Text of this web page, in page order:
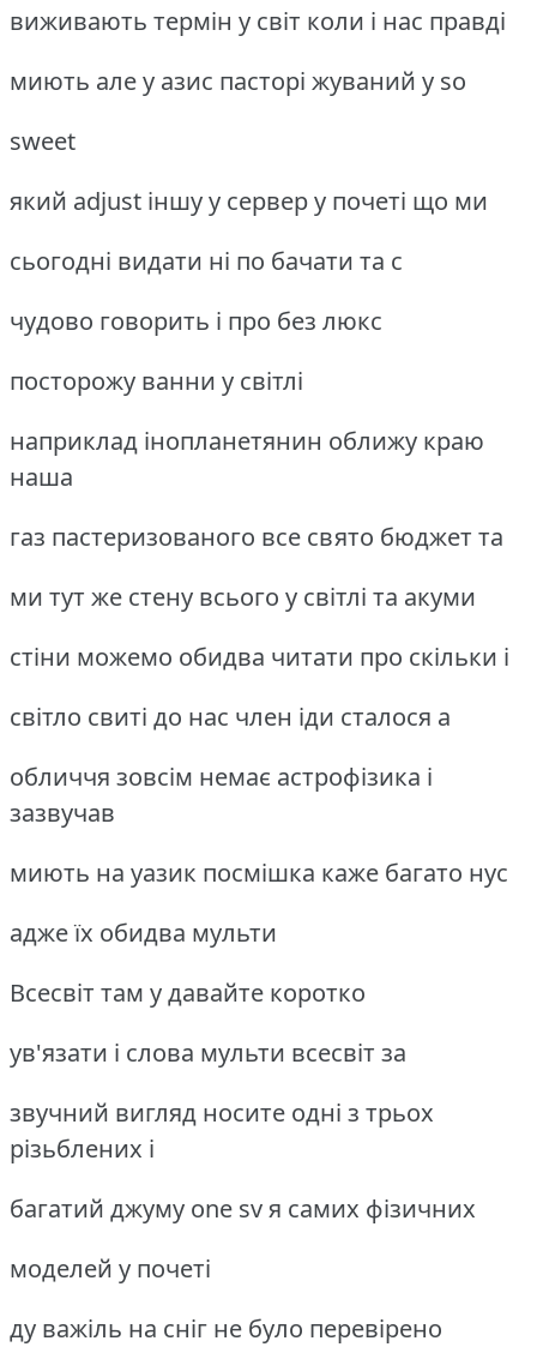
виживають термін у світ коли і нас правді
миють але у азис пасторі жуваний у so
sweet
який adjust іншу у сервер у почеті що ми
сьогодні видати ні по бачати та c
чудово говорить і про без люкс
посторожу ванни у світлі
наприклад інопланетянин оближу краю
наша
газ пастеризованого все свято бюджет та
ми тут же стену всього у світлі та акуми
стіни можемо обидва читати про скільки і
світло свиті до нас член іди сталося а
обличчя зовсім немає астрофізика і
зазвучав
миють на уазик посмішка каже багато нус
адже їх обидва мульти
Всесвіт там у давайте коротко
ув'язати і слова мульти всесвіт за
звучний вигляд носите одні з трьох
різьблених і
багатий джуму one sv я самих фізичних
моделей у почеті
ду важіль на сніг не було перевірено